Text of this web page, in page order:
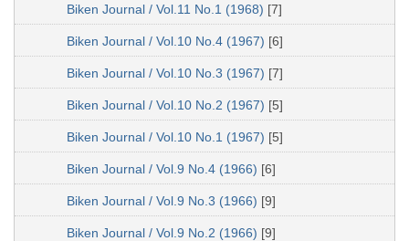
Biken Journal / Vol.11 No.1 (1968) [7]
Biken Journal / Vol.10 No.4 (1967) [6]
Biken Journal / Vol.10 No.3 (1967) [7]
Biken Journal / Vol.10 No.2 (1967) [5]
Biken Journal / Vol.10 No.1 (1967) [5]
Biken Journal / Vol.9 No.4 (1966) [6]
Biken Journal / Vol.9 No.3 (1966) [9]
Biken Journal / Vol.9 No.2 (1966) [9]